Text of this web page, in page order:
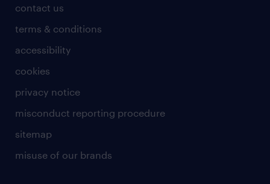
contact us
terms & conditions
accessibility
cookies
privacy notice
misconduct reporting procedure
sitemap
misuse of our brands